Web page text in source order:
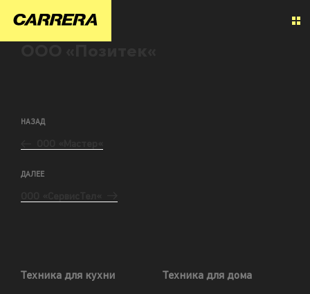
НАЗАД
ДАЛЕЕ
Техника для кухни Техника для дома